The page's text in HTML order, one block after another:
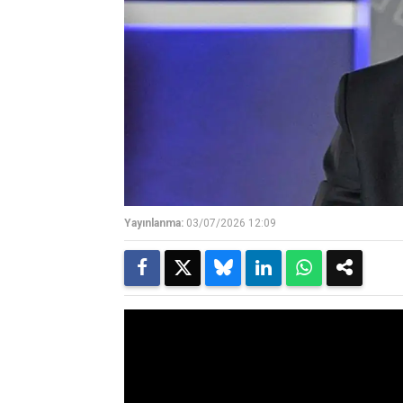
Yayınlanma: 03/07/2026 12:09